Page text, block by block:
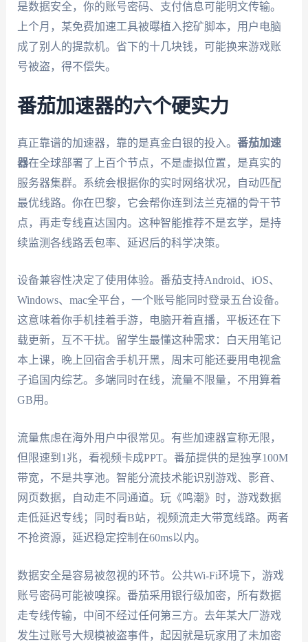
是数据安全，你的账号密码、支付信息可能明文传输。
上个月，某免费加速工具被曝植入挖矿脚本，用户电脑
成了别人的提款机。省下的十几块钱，可能换来游戏账
号被盗，得不偿失。
番茄加速器的六个硬实力
真正靠谱的加速器，靠的是真金白银的投入。 番茄加速
器在全球部署了上百个节点，不是虚拟位置，是真实的
服务器集群。系统会根据你的实时网络状况，自动匹配
最优线路。你在巴黎，它会帮你连到法兰克福的骨干节
点，再走专线直达国内。这种智能推荐不是玄学，是持
续监测各线路丢包率、延迟后的科学决策。
设备兼容性决定了使用体验。番茄支持Android、iOS、
Windows、mac全平台，一个账号能同时登录五台设备。
这意味着你手机挂着手游，电脑开着直播，平板还在下
载更新，互不干扰。留学生最懂这种需求：白天用笔记
本上课，晚上回宿舍手机开黑，周末可能还要用电视盒
子追国内综艺。多端同时在线，流量不限量，不用算着
GB用。
流量焦虑在海外用户中很常见。有些加速器宣称无限，
但限速到1兆，看视频卡成PPT。番茄提供的是独享100M
带宽，不是共享池。智能分流技术能识别游戏、影音、
网页数据，自动走不同通道。玩《鸣潮》时，游戏数据
走低延迟专线；同时看B站，视频流走大带宽线路。两者
不抢资源，延迟稳定控制在60ms以内。
数据安全是容易被忽视的环节。公共Wi-Fi环境下，游戏
账号密码可能被嗅探。番茄采用银行级加密，所有数据
走专线传输，中间不经过任何第三方。去年某大厂游戏
发生过账号大规模被盗事件，起因就是玩家用了未加密